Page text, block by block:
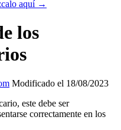
aquí →
los
Modificado el 18/08/2023
este debe ser
correctamente en los